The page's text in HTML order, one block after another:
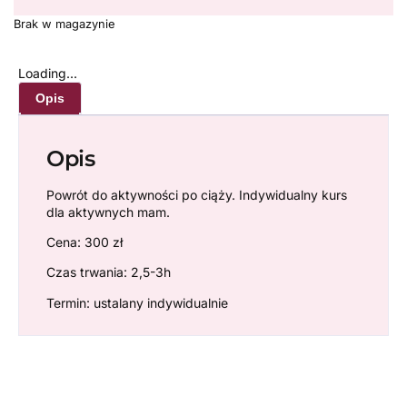
Brak w magazynie
Loading...
Opis
Opis
Powrót do aktywności po ciąży. Indywidualny kurs
dla aktywnych mam.
Cena: 300 zł
Czas trwania: 2,5-3h
Termin: ustalany indywidualnie